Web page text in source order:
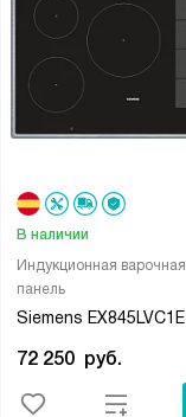
Индукционная варочная
панель
Siemens EX845LVC1E
В наличии
72 250 руб.